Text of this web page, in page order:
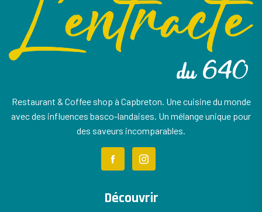
Restaurant & Coffee shop à Capbreton. Une cuisine du monde
avec des influences basco-landaises. Un mélange unique pour
des saveurs incomparables.
Découvrir